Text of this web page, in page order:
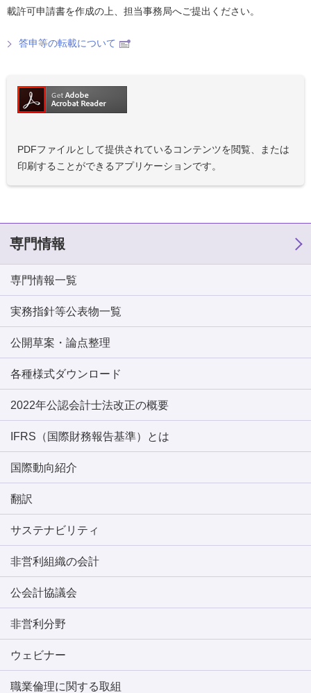
載許可申請書を作成の上、担当事務局へご提出ください。
答申等の転載について
PDFファイルとして提供されているコンテンツを閲覧、または
印刷することができるアプリケーションです。
専門情報
専門情報一覧
実務指針等公表物一覧
公開草案・論点整理
各種様式ダウンロード
2022年公認会計士法改正の概要
IFRS（国際財務報告基準）とは
国際動向紹介
翻訳
サステナビリティ
非営利組織の会計
公会計協議会
非営利分野
ウェビナー
職業倫理に関する取組